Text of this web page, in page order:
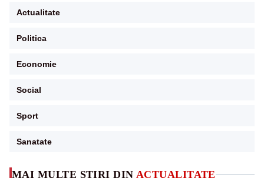
MAI MULTE ȘTIRI DIN ACTUALITATE
Actualitate
Politica
Economie
Social
Sport
Sanatate